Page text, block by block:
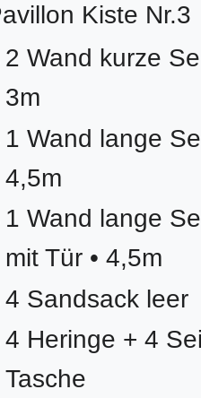
Kiste Nr.3
2 Wand kurze
3m
1 Wand lange
4,5m
1 Wand lange
mit Tür • 4,5m
4 Sandsack leer
4 Heringe + 4
Tasche